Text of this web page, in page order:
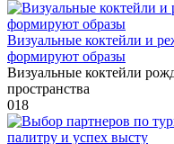
Визуальные коктейли и
формируют образы
Визуальные коктейли
пространства
018